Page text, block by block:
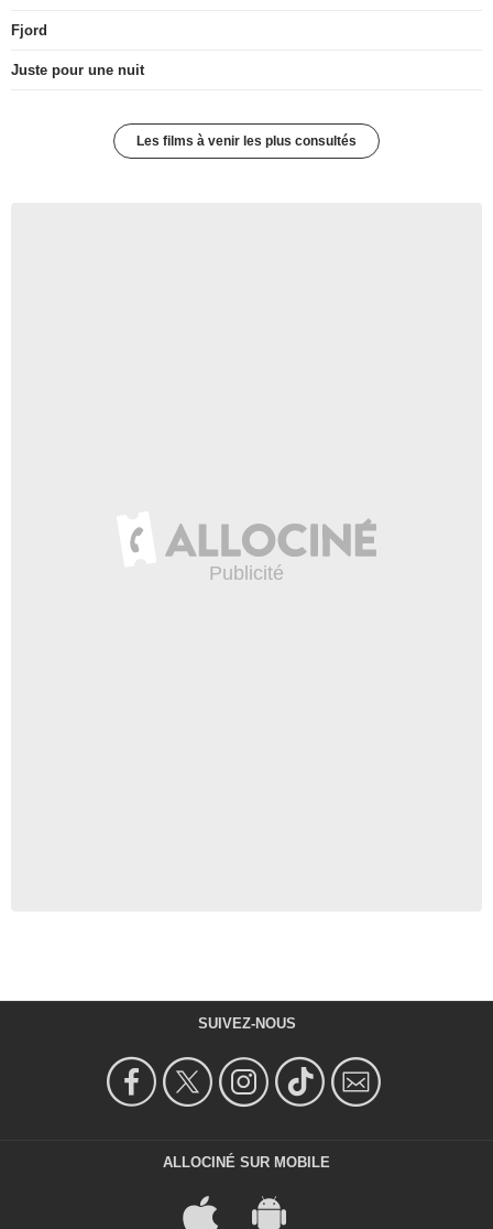
Fjord
Juste pour une nuit
Les films à venir les plus consultés
SUIVEZ-NOUS
ALLOCINÉ SUR MOBILE